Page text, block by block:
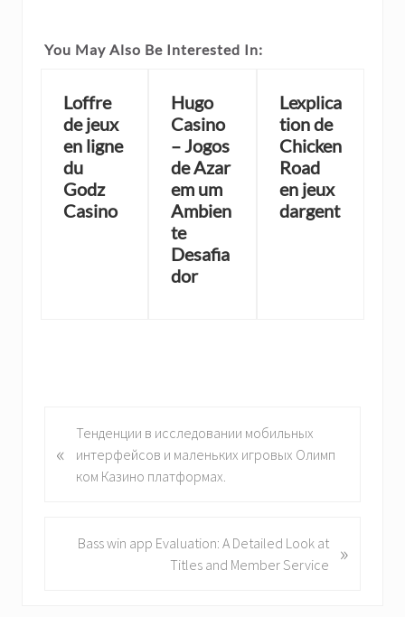
You May Also Be Interested In:
Loffre
de jeux
en ligne
du
Godz
Casino
Hugo
Casino
– Jogos
de Azar
em um
Ambien
te
Desafia
dor
Lexplica
tion de
Chicken
Road
en jeux
dargent
r
«
Тенденции в исследовании мобильных
интерфейсов и маленьких игровых Олимп
ком Казино платформах.
Bass win app Evaluation: A Detailed Look at
Titles and Member Service
»